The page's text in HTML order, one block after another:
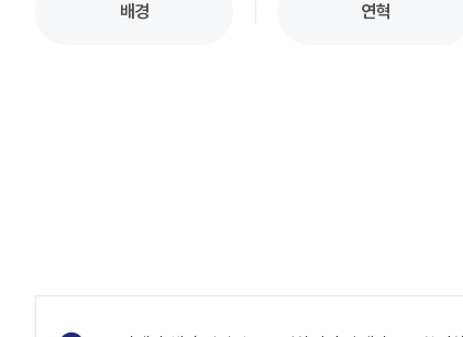
배경 연혁